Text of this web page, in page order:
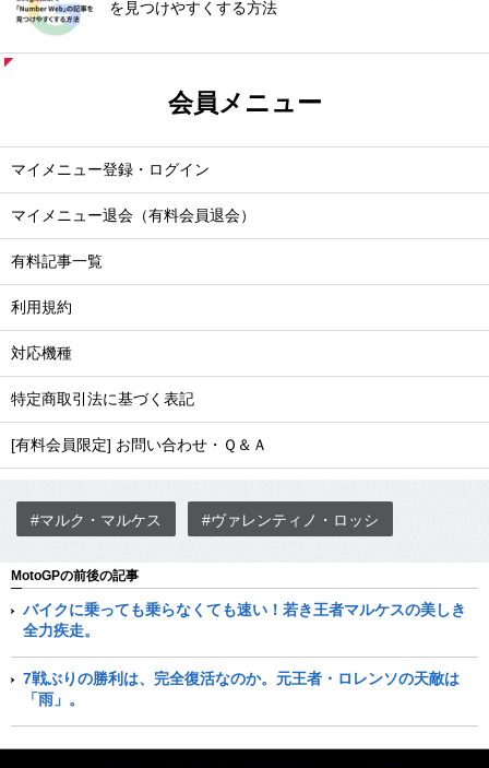
を見つけやすくする方法
会員メニュー
マイメニュー登録・ログイン
マイメニュー退会（有料会員退会）
有料記事一覧
利用規約
対応機種
特定商取引法に基づく表記
[有料会員限定] お問い合わせ・Ｑ＆Ａ
#マルク・マルケス #ヴァレンティノ・ロッシ
MotoGPの前後の記事
バイクに乗っても乗らなくても速い！若き王者マルケスの美しき
全力疾走。
7戦ぶりの勝利は、完全復活なのか。元王者・ロレンソの天敵は
「雨」。